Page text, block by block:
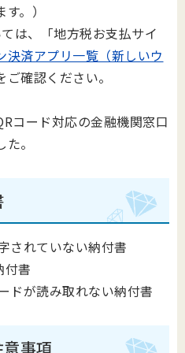
。）
は、「地方税お支払サイ
決済アプリ一覧（新しいウ
ご確認ください。
コード対応の金融機関窓口
。
されていない納付書
付書
ドが読み取れない納付書
事項